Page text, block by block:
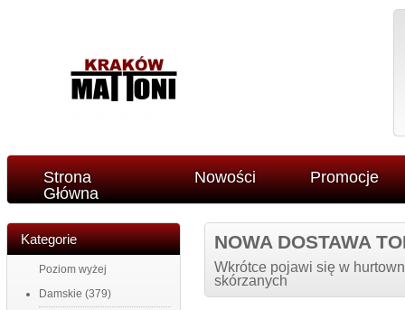
Strona
Główna
Nowości Promocje
Kategorie
Poziom wyżej
Damskie (379)
NOWA DOSTAWA
Wkrótce pojawi się w
skórzanych